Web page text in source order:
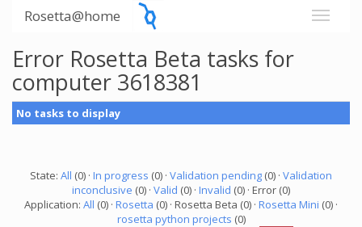
Rosetta@home
Error Rosetta Beta tasks for
computer 3618381
No tasks to display
State: All (0) · In progress (0) · Validation pending (0) · Validation
inconclusive (0) · Valid (0) · Invalid (0) · Error (0)
Application: All (0) · Rosetta (0) · Rosetta Beta (0) · Rosetta Mini (0) ·
rosetta python projects (0)